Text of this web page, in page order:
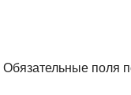
Обязательные поля